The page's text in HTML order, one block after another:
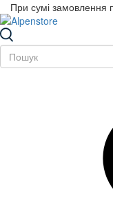
При сумі замовлення